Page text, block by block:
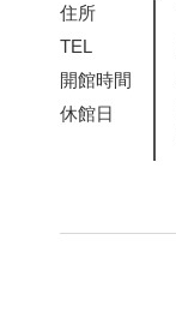
住所
TEL
開館時間
休館日